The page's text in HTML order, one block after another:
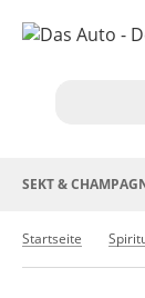
SEKT &
Startseite